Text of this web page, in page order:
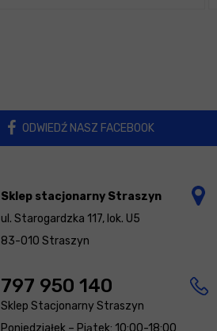
ODWIEDŹ NASZ FACEBOOK
Sklep stacjonarny Straszyn
ul. Starogardzka 117, lok. U5
83-010 Straszyn
797 950 140
Sklep Stacjonarny Straszyn